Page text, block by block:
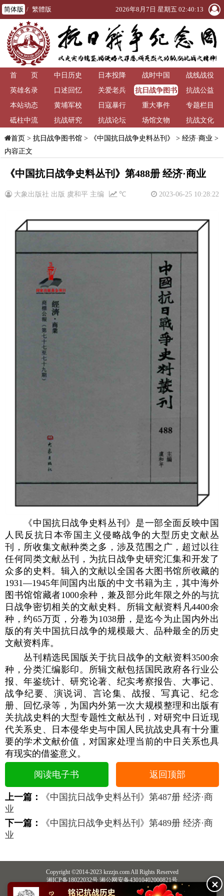
简体版 / 繁體版 2026年8月7日 星期五 02:40:13
首 页 中日历史 日本投降 战时中国
战线战役
英雄名录
口述回忆 关爱老兵
抗日战争图书
馆
抗战公益
本站动态
黄埔军校 日寇暴行 重大事件
专题栏目
砥柱中流
抗战研究 抗战论坛 场馆文物 抗战文化
首页> 抗日战争图书馆> 《中国抗日战争史料丛刊》 > 经济·商业 >
内容正文
《中国抗日战争史料丛刊》第488册 经济·商业
大象出版社 出版 虞和平 主编 2023-06-25 10:28:22
℃
《中国抗日战争史料丛刊》是一部全面反映中国
人民反抗日本帝国主义侵略战争的大型历史文献丛
刊，所收集文献种类之多，涉及范围之广，超过以往
任何同类文献丛刊，为抗日战争史研究汇集和开发了
众多的史料。辑入的文献以全国各大图书馆所收藏的
1931—1945年间国内出版的中文书籍为主，其中海外
图书馆馆藏者1000余种，兼及部分此年限之外的与抗
日战争密切相关的文献史料。所辑文献资料凡4400余
种，约65万页，分卷为1038册，是迄今为止国内外出
版的有关中国抗日战争的规模最大、品种最全的历史
文献资料库。
丛刊精选民国版关于抗日战争的文献资料3500余
种，分类汇编影印。所辑文献包括国民政府各行业公
报、年鉴统计、研究论著、纪实考察报告、大事记、
战争纪要、演说词、言论集、战报、写真记、纪念
册、回忆录等，为国内外第一次大规模整理和出版有
关抗战史料的大型专题性文献丛刊，对研究中日近现
代关系史、日本侵华史与中国人民抗战史具有十分重
要的学术文献价值，对国家处理当前的中日关系也具
有现实的借鉴意义。
阅读电子书 返回顶部
上一篇：
《中国抗日战争史料丛刊》第487册 经济·商
业
下一篇：
《中国抗日战争史料丛刊》第489册 经济·商
业
Copyright ©2014-2023 krzzjn.com All Rights Reserved
湘ICP备18022032号 湘公网安备43010402000821号
中央网信办违法和不良信息举报中心
长沙市互联网违法和不良信息举报中心✕